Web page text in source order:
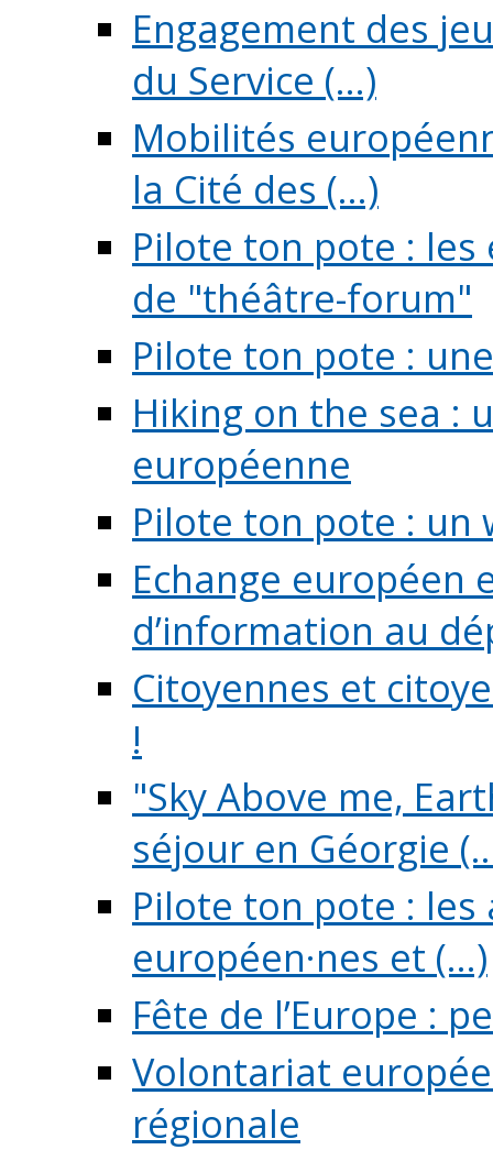
Engagement des
du Service (...)
Mobilités
la Cité des (...)
Pilote ton pote :
de "théâtre-forum"
Pilote ton pote :
Hiking on the sea :
européenne
Pilote ton pote : un
Echange européen
d’information au
Citoyennes et
!
"Sky Above me,
séjour en Géorgie
Pilote ton pote :
européen·nes et (...)
Fête de l’Europe :
Volontariat
régionale